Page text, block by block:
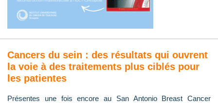
Cancers du sein : des résultats qui ouvrent
la voie à des traitements plus ciblés pour
les patientes
Présentes une fois encore au San Antonio Breast Cancer